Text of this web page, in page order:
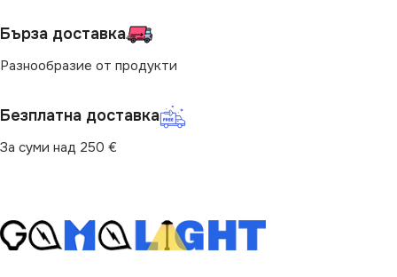
220V
ПРЕДНАЗНАЧЕНИЕ СТЕПЕН НА ЗАЩИТА
Бърза доставка
Разнообразие от продукти
Безплатна доставка
За суми над 250 €